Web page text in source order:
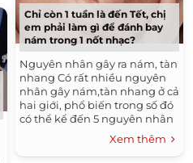
Chỉ còn 1 tuần là đến Tết, chị
em phải làm gì để đánh bay
nám trong 1 nốt nhạc?
Nguyên nhân gây ra nám, tàn
nhang Có rất nhiều nguyên
nhân gây nám,tàn nhang ở cả
hai giới, phổ biến trong số đó
có thể kể đến 5 nguyên nhân
chính: - Bẩm sinh - Ánh nắng
Xem thêm